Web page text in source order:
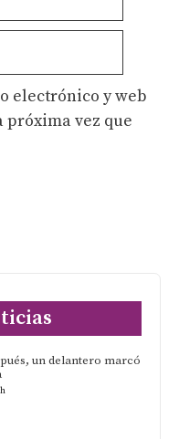
electrónico y web
próxima vez que
un delantero marcó